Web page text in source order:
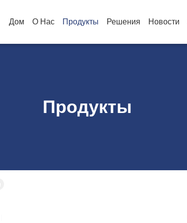
Дом О Нас Продукты Решения Новости
Продукты